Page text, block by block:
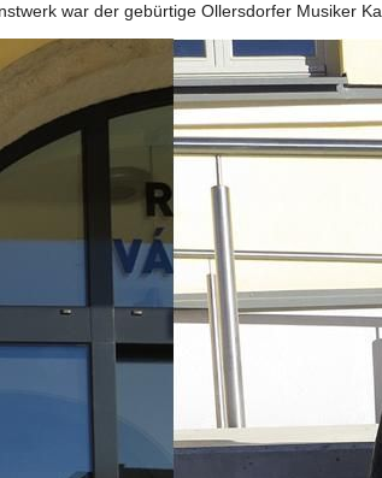
war der gebürtige Ollersdorfer Musiker